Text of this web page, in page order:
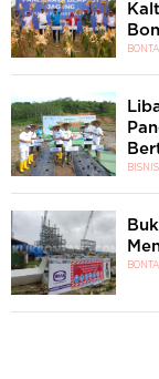
BISNIS